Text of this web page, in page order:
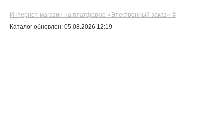
Интернет-магазин на платформе «Электронный заказ» ©
Каталог обновлен: 05.08.2026 12:19